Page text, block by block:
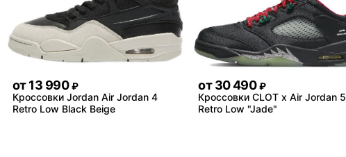
от13 990 ₽
Кроссовки Jordan Air Jordan 4
Retro Low Black Beige
от 30 490 ₽
Кроссовки CLOT x Air Jordan 5
Retro Low "Jade"